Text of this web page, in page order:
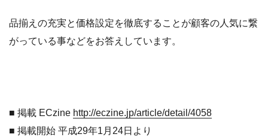
品揃えの充実と価格設定を徹底することが顧客の人気に繋
がっている事などをお答えしています。
■ 掲載 ECzine http://eczine.jp/article/detail/4058
■ 掲載開始 平成29年1月24日より